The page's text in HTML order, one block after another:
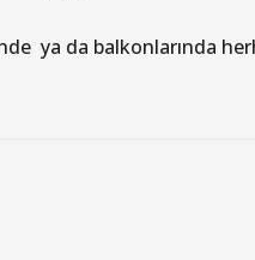
ya da balkonlarında